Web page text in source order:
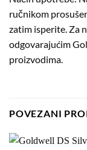
ručnikom
zatim isperite. Za
odgovarajućim
proizvodima.
POVEZANI